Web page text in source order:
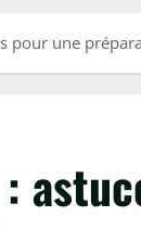
pour une